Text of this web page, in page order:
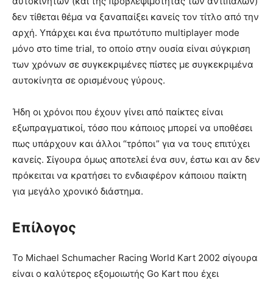
δεν τίθεται θέμα να ξαναπαίξει κανείς τον τίτλο από την
αρχή. Υπάρχει και ένα πρωτότυπο multiplayer mode
μόνο στο time trial, το οποίο στην ουσία είναι σύγκριση
των χρόνων σε συγκεκριμένες πίστες με συγκεκριμένα
αυτοκίνητα σε ορισμένους γύρους.
Ήδη οι χρόνοι που έχουν γίνει από παίκτες είναι
εξωπραγματικοί, τόσο που κάποιος μπορεί να υποθέσει
πως υπάρχουν και άλλοι “τρόποι” για να τους επιτύχει
κανείς. Σίγουρα όμως αποτελεί ένα συν, έστω και αν δεν
πρόκειται να κρατήσει το ενδιαφέρον κάποιου παίκτη
για μεγάλο χρονικό διάστημα.
Επίλογος
Το Michael Schumacher Racing World Kart 2002 σίγουρα
είναι ο καλύτερος εξομοιωτής Go Kart που έχει